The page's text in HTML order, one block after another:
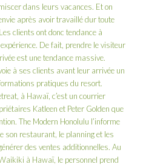
dans leurs vacances. Et on
après avoir travaillé dur toute
clients ont donc tendance à
De fait, prendre le visiteur
est une tendance massive.
à ses clients avant leur arrivée un
pratiques du resort.
à Hawaï, c’est un courrier
Katleen et Peter Golden que
The Modern Honolulu l’informe
son restaurant, le planning et les
des ventes additionnelles. Au
à Hawaï, le personnel prend